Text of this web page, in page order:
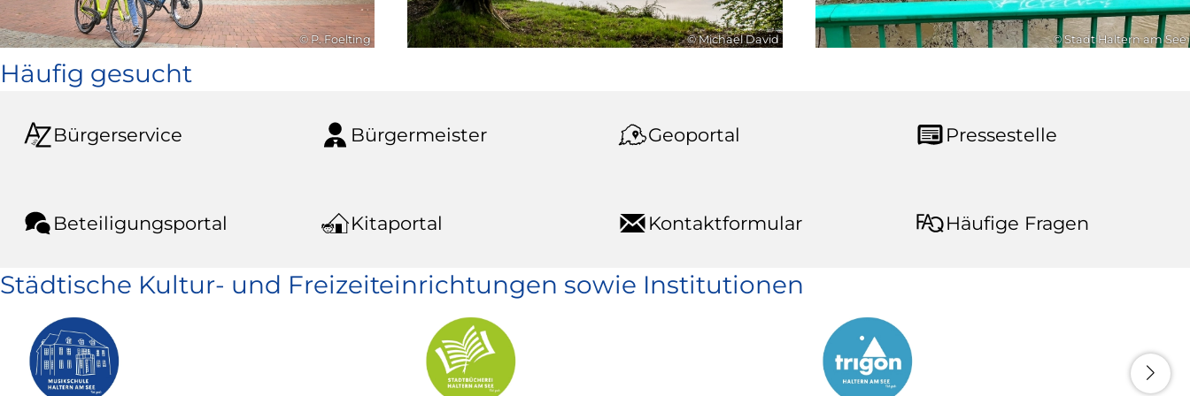
© P. Foelting © Michael David © Stadt Haltern am See
Häufig gesucht
Bürgerservice Bürgermeister Geoportal Pressestelle
Beteiligungsportal Kitaportal Kontaktformular Häufige Fragen
Städtische Kultur- und Freizeiteinrichtungen sowie Institutionen